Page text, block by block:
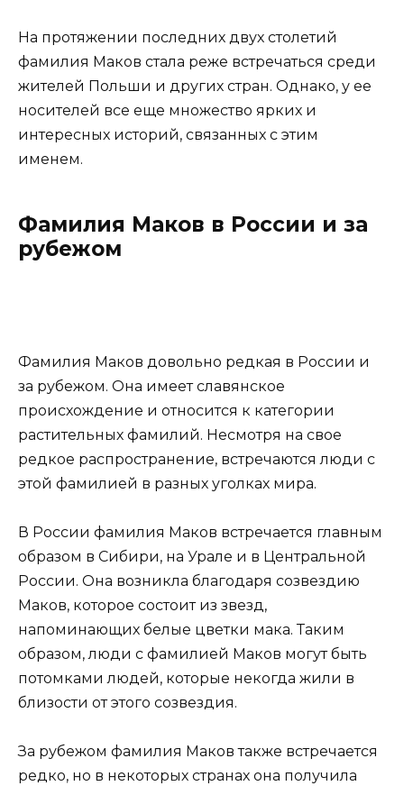
На протяжении последних двух столетий
фамилия Маков стала реже встречаться среди
жителей Польши и других стран. Однако, у ее
носителей все еще множество ярких и
интересных историй, связанных с этим
именем.
Фамилия Маков в России и за
рубежом
Фамилия Маков довольно редкая в России и
за рубежом. Она имеет славянское
происхождение и относится к категории
растительных фамилий. Несмотря на свое
редкое распространение, встречаются люди с
этой фамилией в разных уголках мира.
В России фамилия Маков встречается главным
образом в Сибири, на Урале и в Центральной
России. Она возникла благодаря созвездию
Маков, которое состоит из звезд,
напоминающих белые цветки мака. Таким
образом, люди с фамилией Маков могут быть
потомками людей, которые некогда жили в
близости от этого созвездия.
За рубежом фамилия Маков также встречается
редко, но в некоторых странах она получила